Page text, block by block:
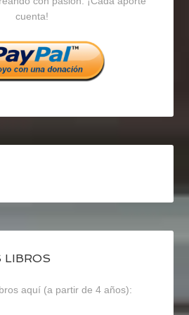
Instagram
cuenta!
LIBROS
aquí (a partir de 4 años):